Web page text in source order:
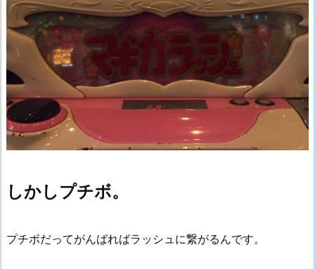
しかしプチボ。
プチボだってがんばればラッシュに繋がるんです。